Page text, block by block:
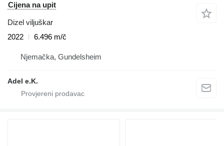
Cijena na upit
Dizel viljuškar
2022
6.496 m/č
Njemačka, Gundelsheim
Adel e.K.